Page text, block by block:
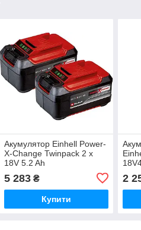
Акумулятор Einhell Power-
X-Change Twinpack 2 x
18V 5.2 Ah
5 283₴
Купити
2